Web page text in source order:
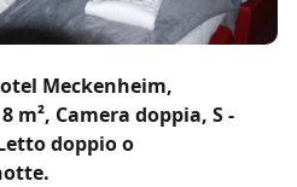
Meckenheim,
m², Camera doppia, S -
doppio o